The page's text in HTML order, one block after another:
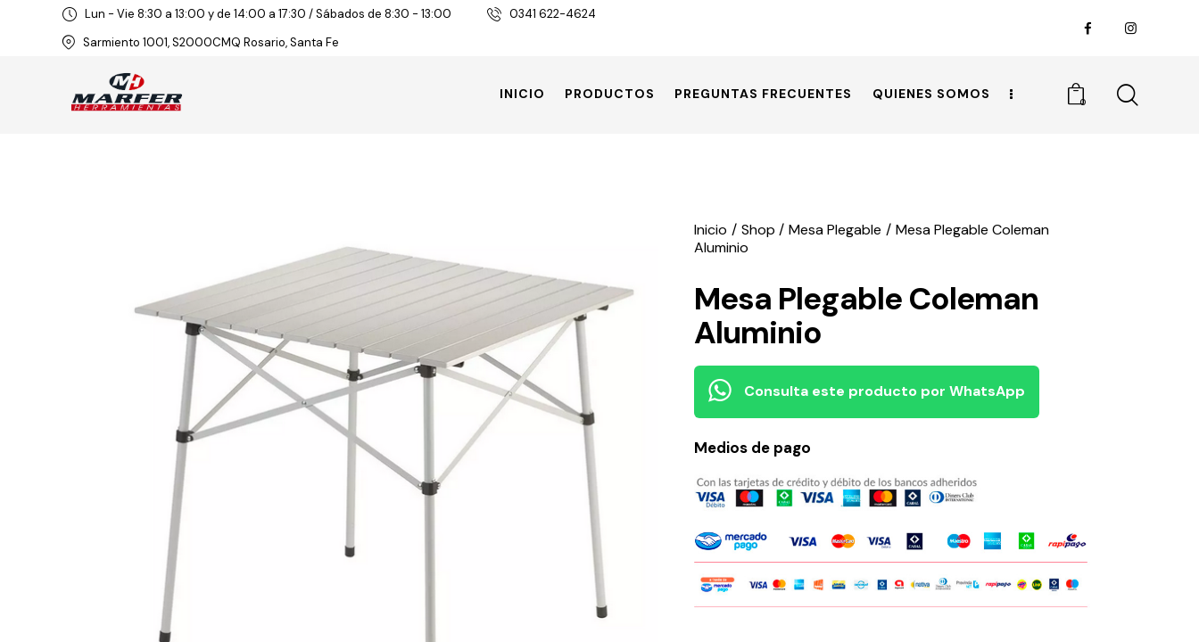
Lun - Vie 8:30 a 13:00 y de 14:00 a 17:30 / Sábados de 8:30 - 13:00
0341 622-4624
Sarmiento 1001, S2000CMQ Rosario, Santa Fe
INICIO PRODUCTOS PREGUNTAS FRECUENTES QUIENES SOMOS
0
Inicio Shop Mesa Plegable
Mesa Plegable Coleman
Aluminio
Mesa Plegable Coleman
Aluminio
Consulta este producto por WhatsApp
Medios de pago